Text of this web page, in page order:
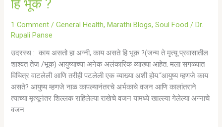
हि भूक ?
1 Comment /General Health,Marathi Blogs,Soul Food /Dr.
Rupali Panse
उदरस्थ : काय असतो हा अग्नी, काय असते हि भूक ?(जन्म ते मृत्यू प्रवासातील
शाश्वत तेज /भूक) आयुष्याच्या अनेक अलंकारिक व्याख्या आहेत. मला सगळ्यात
विचित्र वाटलेली आणि तरीही पटलेली एक व्याख्या अशी होय.“आयुष्य म्हणजे काय
असते? आयुष्य म्हणजे नाळ कापल्यानंतरचे अर्भकाचे वजन आणि कालांतराने
त्याच्या मृत्यूनंतर शिल्लक राहिलेल्या राखेचे वजन यामध्ये खाल्ल्या गेलेल्या अन्नाचे
वजन